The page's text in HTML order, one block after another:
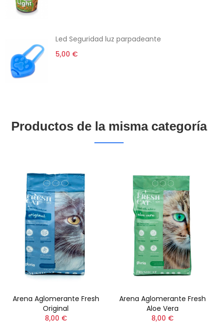
Led Seguridad luz parpadeante
5,00 €
Productos de la misma categoría
Arena Aglomerante Fresh
Original
8,00 €
Arena Aglomerante Fresh
Aloe Vera
8,00 €